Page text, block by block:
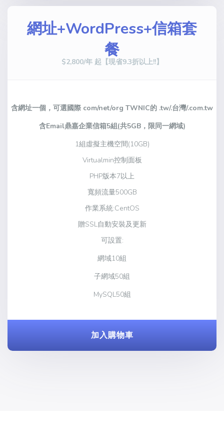
網址+WordPress+信箱套
餐
$2,800/年 起【現省9.3折以上!!】
含網址一個，可選國際 com/net/org TWNIC的 .tw/.台灣/.com.tw
含Email鼎嘉企業信箱5組(共5GB，限同一網域)
1組虛擬主機空間(10GB)
Virtualmin控制面板
PHP版本7以上
寬頻流量500GB
作業系統:CentOS
贈SSL自動安裝及更新
可設置:
網域10組
子網域50組
MySQL50組
加入購物車